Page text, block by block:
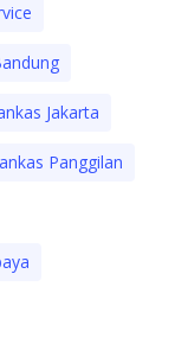
Jakarta
Panggilan